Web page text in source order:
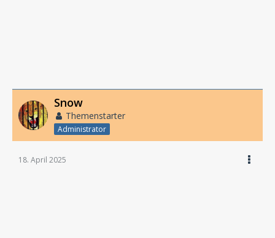
Snow
Themenstarter
Administrator
18. April 2025